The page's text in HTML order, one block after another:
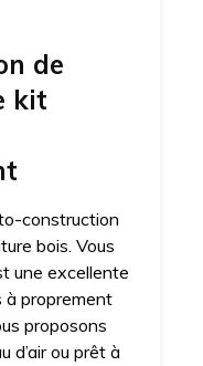
de
kit
construction
bois. Vous
une excellente
à proprement
proposons
d’air ou prêt à